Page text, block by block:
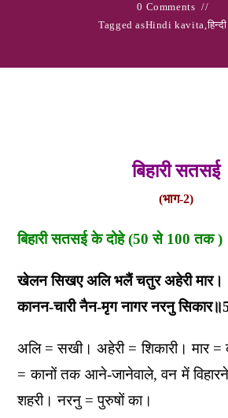
0 Comments
Tagged asHindi kavita,
बिहारी सतसई
(भाग-2)
बिहारी सतसई के दोहे (50 से 100 तक )
खेलन सिखए अलि भलैं चतुर अहेरी मार।
कानन-चारी नैन-मृग नागर नरनु
अलि = सखी। अहेरी = शिकारी। मार =
= कानों तक आने-जानेवाले, वन में
शहरी। नरनु = पुरुषों का।